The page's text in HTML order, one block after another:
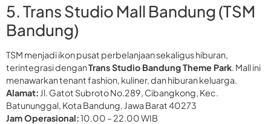
5. Trans Studio Mall Bandung (TSM
Bandung)
TSM menjadi ikon pusat perbelanjaan sekaligus hiburan,
terintegrasi denganTrans Studio Bandung Theme Park. Mall ini
menawarkan tenant fashion, kuliner, dan hiburan keluarga.
Alamat: Jl. Gatot Subroto No.289, Cibangkong, Kec.
Batununggal, Kota Bandung, Jawa Barat 40273
Jam Operasional:10.00 – 22.00 WIB